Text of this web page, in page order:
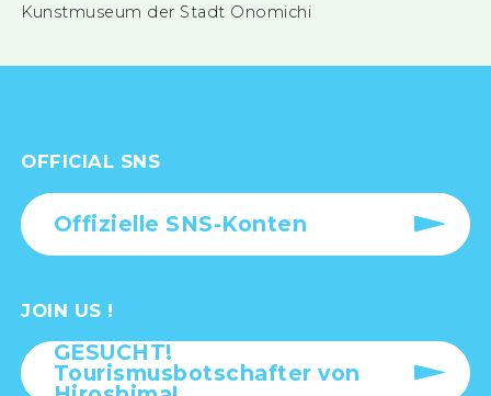
Kunstmuseum der Stadt Onomichi
OFFICIAL SNS
Offizielle SNS-Konten
JOIN US !
GESUCHT!
Tourismusbotschafter von